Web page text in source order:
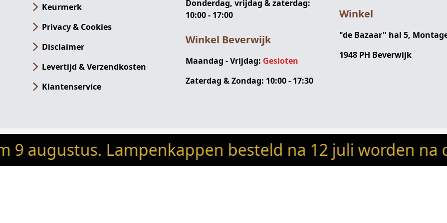
Keurmerk
Privacy & Cookies
Disclaimer
Levertijd & Verzendkosten
Klantenservice
Donderdag, vrijdag & zaterdag:
10:00 - 17:00
Winkel Beverwijk
Maandag - Vrijdag: Gesloten
Zaterdag & Zondag: 10:00 - 17:30
Winkel
"de Bazaar" hal 5,
1948 PH Beverwijk
Lampenkappen besteld na 12 juli worden na de